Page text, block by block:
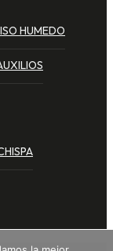
HUMEDO